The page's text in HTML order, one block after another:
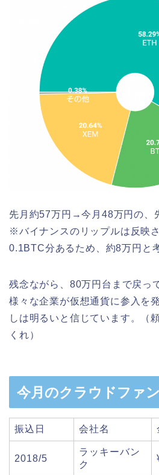
先月約57万円→今月48万円の、
※バイナンスのリップルは反映
0.1BTC分あるため、約8万円と
残念ながら、80万円台まで戻っ
様々な企業が仮想通貨に参入を
しは明るいと信じています。（
くれ）
今月のクラウドファ
振込日 会社名
2018/5
ラッキーバン
ク